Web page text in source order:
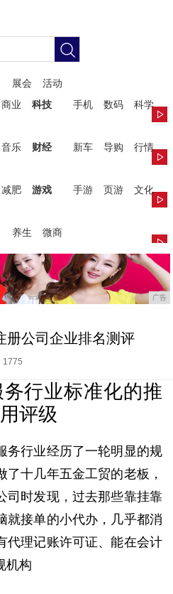
展会
活动
商业 科技 手机 数码
科学
音乐 财经 新车 导购
行情
减肥 游戏 手游 页游
文化
养生 微商
广告
册公司企业排名测评
1775
行业标准化的推
评级
务行业经历了一轮明显的规
十几年五金工贸的老板，
司时发现，过去那些靠挂靠
就接单的小代办，几乎都消
代理记账许可证、能在会计
机构